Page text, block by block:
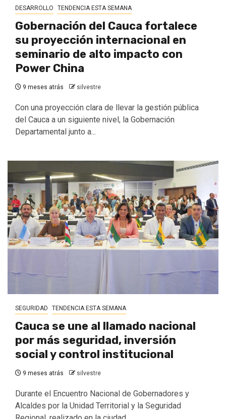
DESARROLLO TENDENCIA ESTA SEMANA
Gobernación del Cauca fortalece
su proyección internacional en
seminario de alto impacto con
Power China
9 meses atrás silvestre
Con una proyección clara de llevar la gestión pública
del Cauca a un siguiente nivel, la Gobernación
Departamental junto a...
SEGURIDAD TENDENCIA ESTA SEMANA
Cauca se une al llamado nacional
por más seguridad, inversión
social y control institucional
9 meses atrás silvestre
Durante el Encuentro Nacional de Gobernadores y
Alcaldes por la Unidad Territorial y la Seguridad